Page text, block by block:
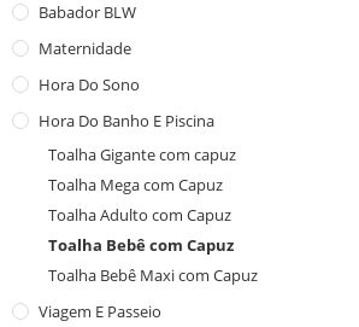
Babador BLW
Maternidade
Hora Do Sono
Hora Do Banho E Piscina
Toalha Gigante com capuz
Toalha Mega com Capuz
Toalha Adulto com Capuz
Toalha Bebê com Capuz
Toalha Bebê Maxi com Capuz
Viagem E Passeio